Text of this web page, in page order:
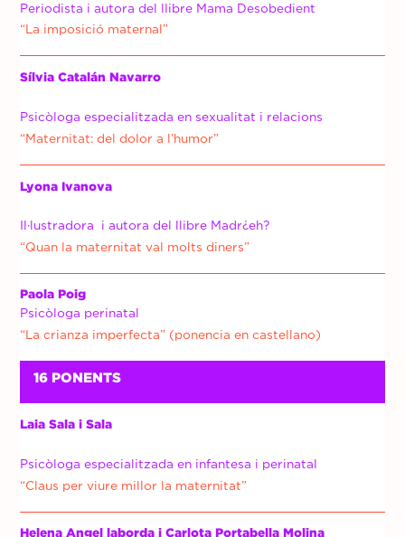
Periodista i autora del llibre Mama Desobedient
“La imposició maternal”
Sílvia Catalán Navarro
Psicòloga especialitzada en sexualitat i relacions
“Maternitat: del dolor a l’humor”
Lyona Ivanova
Il·lustradora i autora del llibre Madr¿eh?
“Quan la maternitat val molts diners”
Paola Poig
Psicòloga perinatal
“La crianza imperfecta” (ponencia en castellano)
16 PONENTS
Laia Sala i Sala
Psicòloga especialitzada en infantesa i perinatal
“Claus per viure millor la maternitat”
Helena Angel laborda i Carlota Portabella Molina